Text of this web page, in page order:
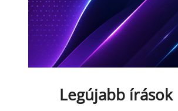
Legújabb írások